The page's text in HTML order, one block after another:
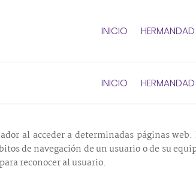
INICIO HERMANDAD
INICIO HERMANDAD
la Ley 34/2002, de 11 de julio, de
sobre la política de recogida y tratamiento
al acceder a determinadas páginas
de navegación de un usuario o de su
reconocer al usuario.